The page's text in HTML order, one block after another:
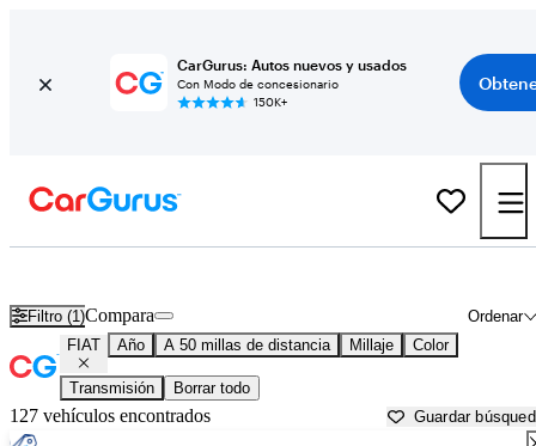
CarGurus: Autos nuevos y usados
Con Modo de concesionario
150K+
Filtro (1) Ordenar
Compara
FIAT Año A 50 millas de distancia Millaje Color
Transmisión Borrar todo
127 vehículos encontrados Guardar